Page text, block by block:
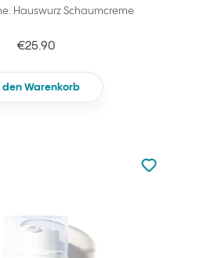
Hauswurz Schaumcreme
€25.90
den Warenkorb
zu den
zu Ihren